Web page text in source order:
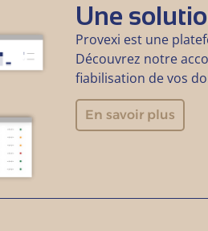
Une
Provexi est une
Découvrez notre
fiabilisation de vos
En savoir plus